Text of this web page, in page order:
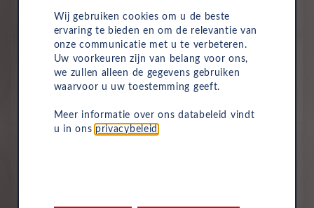
p/m. incl. btw o.b.v 72 mnd en 5,000 km/j
Nieuw
Audi Q2
Advanced Edition 35 TFSI S tronic
All-inclusive prijs
Wij gebruiken cookies om u de beste
ervaring te bieden en om de relevantie van
onze communicatie met u te verbeteren.
Uw voorkeuren zijn van belang voor ons,
we zullen alleen de gegevens gebruiken
waarvoor u uw toestemming geeft.
Meer informatie over ons databeleid vindt
u in ons privacybeleid